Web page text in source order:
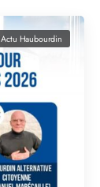
Actu Haubourdin